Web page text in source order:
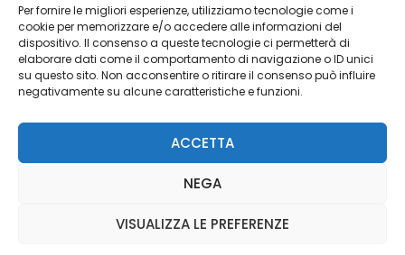
Per fornire le migliori esperienze, utilizziamo tecnologie come i
cookie per memorizzare e/o accedere alle informazioni del
dispositivo. Il consenso a queste tecnologie ci permetterà di
elaborare dati come il comportamento di navigazione o ID unici
su questo sito. Non acconsentire o ritirare il consenso può influire
negativamente su alcune caratteristiche e funzioni.
ACCETTA
NEGA
VISUALIZZA LE PREFERENZE
Cookie Policy
Risorse Aggiuntive